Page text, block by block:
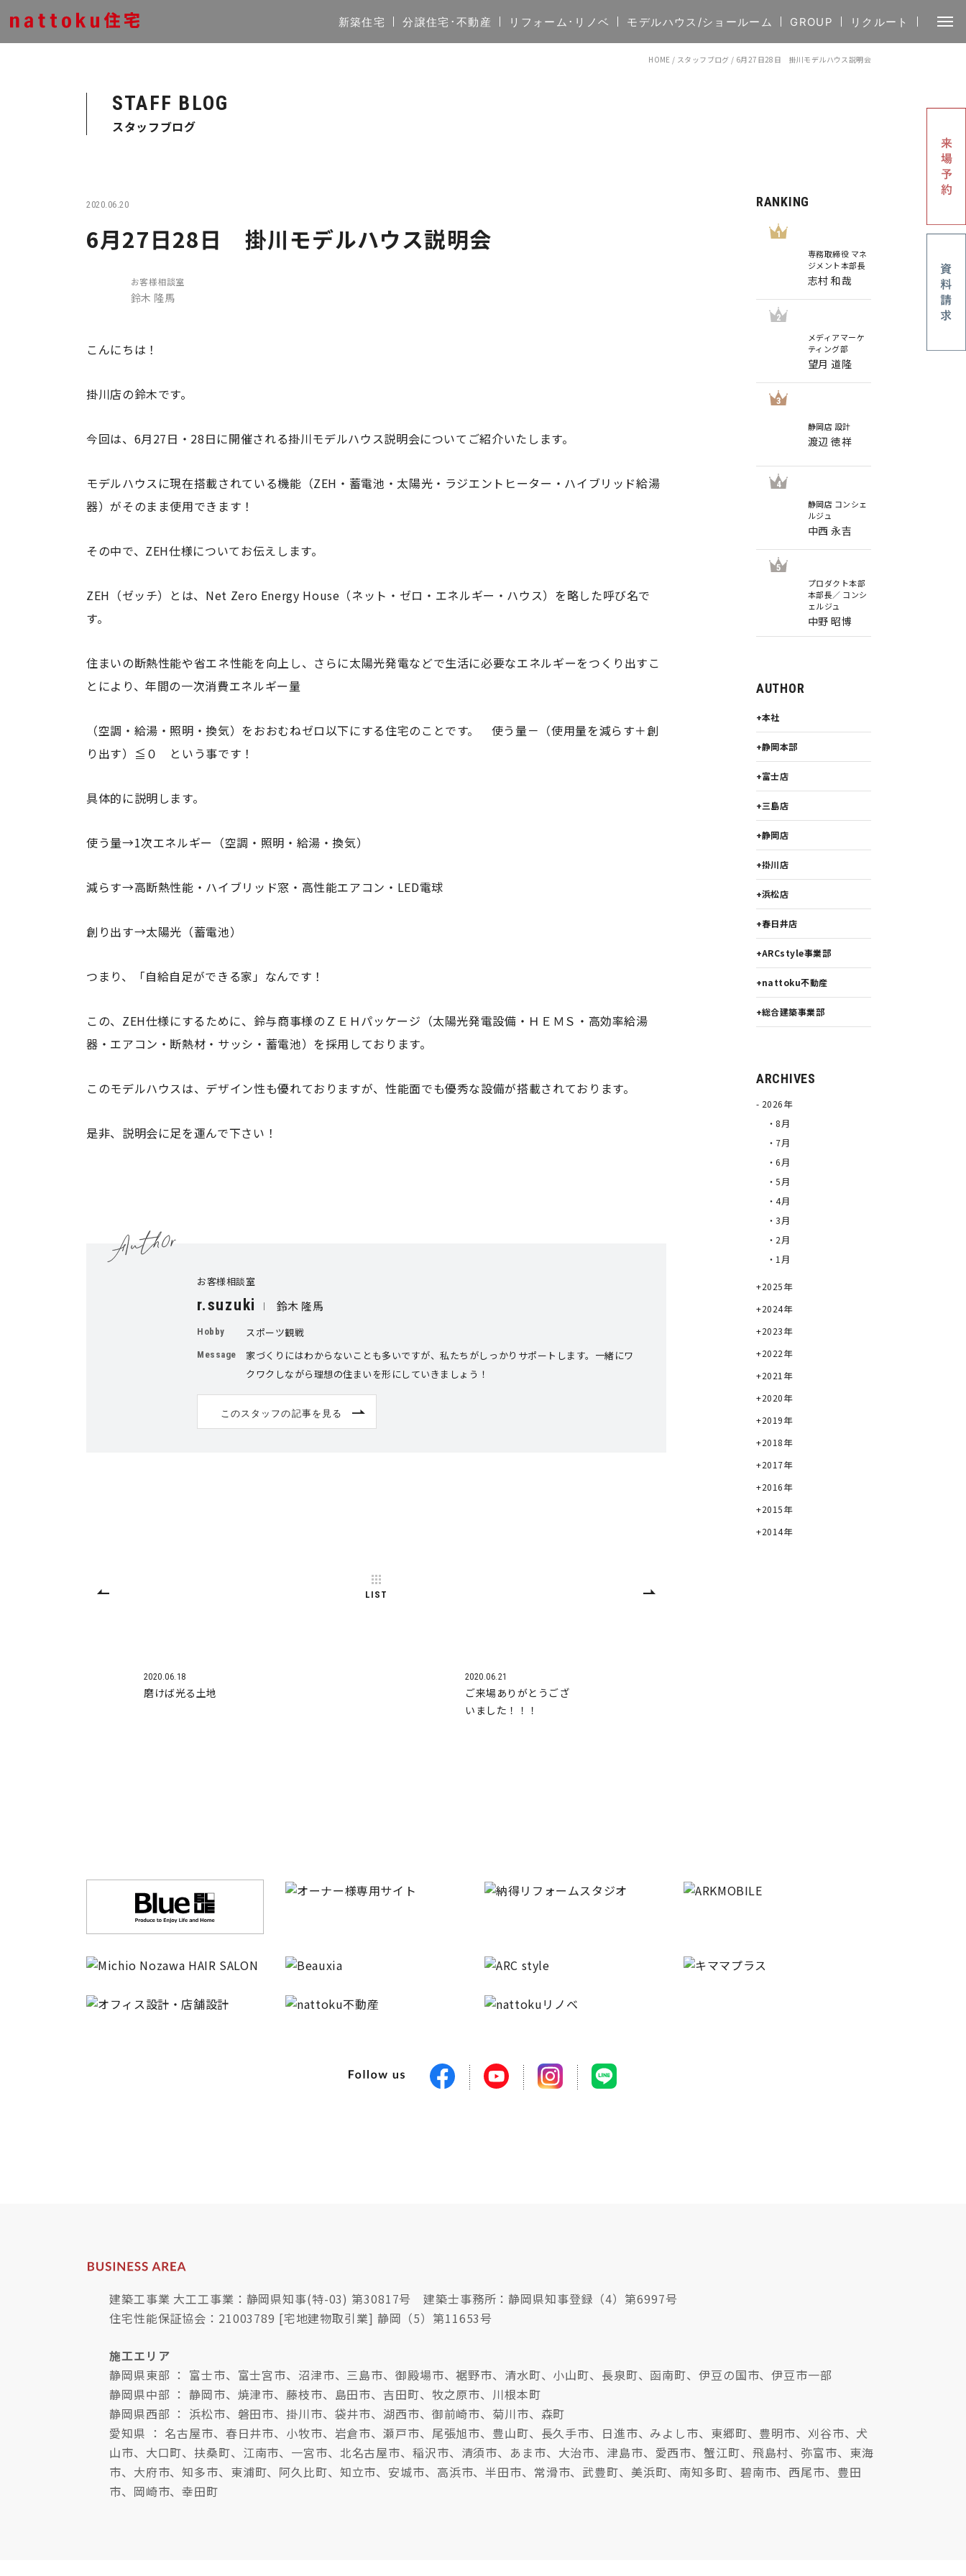
新築住宅 分譲住宅･不動産 リフォーム･リノベ モデルハウス/ショールーム GROUP リクルート
HOME / スタッフブログ / 6月27日28日 掛川モデルハウス説明会
STAFF BLOG
スタッフブログ
2020.06.20
6月27日28日 掛川モデルハウス説明会
お客様相談室
鈴木 隆馬
こんにちは！
掛川店の鈴木です。
今回は、6月27日・28日に開催される掛川モデルハウス説明会についてご紹介いたします。
モデルハウスに現在搭載されている機能（ZEH・蓄電池・太陽光・ラジエントヒーター・ハイブリッド給湯
器）がそのまま使用できます！
その中で、ZEH仕様についてお伝えします。
ZEH（ゼッチ）とは、 Net Zero Energy House（ネット・ゼロ・エネルギー・ハウス）を略した呼び名で
す。
住まいの断熱性能や省エネ性能を向上し、さらに太陽光発電などで生活に必要なエネルギーをつくり出すこ
とにより、年間の一次消費エネルギー量
（空調・給湯・照明・換気）をおおむねゼロ以下にする住宅のことです。 使う量－（使用量を減らす＋創
り出す）≦０ という事です！
具体的に説明します。
使う量→1次エネルギー（空調・照明・給湯・換気）
減らす→高断熱性能・ハイブリッド窓・高性能エアコン・LED電球
創り出す→太陽光（蓄電池）
つまり、「自給自足ができる家」なんです！
この、ZEH仕様にするために、鈴与商事様のＺＥＨパッケージ（太陽光発電設備・ＨＥＭＳ・高効率給湯
器・エアコン・断熱材・サッシ・蓄電池）を採用しております。
このモデルハウスは、デザイン性も優れておりますが、性能面でも優秀な設備が搭載されております。
是非、説明会に足を運んで下さい！
お客様相談室
r.suzuki 鈴木 隆馬
Hobby スポーツ観戦
Message
家づくりにはわからないことも多いですが、私たちがしっかりサポートします。一緒にワ
クワクしながら理想の住まいを形にしていきましょう！
このスタッフの記事を見る
2020.06.18
磨けば光る土地
LIST
2020.06.21
ご来場ありがとうござ
いました！！！
RANKING
1
専務取締役 マネ
ジメント本部長
志村 和哉
2
メディアマーケ
ティング部
望月 道隆
3
静岡店 設計
渡辺 徳祥
4
静岡店 コンシェ
ルジュ
中西 永吉
5
プロダクト本部
本部長／ コンシ
ェルジュ
中野 昭博
AUTHOR
本社
静岡本部
富士店
三島店
静岡店
掛川店
浜松店
春日井店
ARCstyle事業部
nattoku不動産
総合建築事業部
ARCHIVES
2026年
・8月
・7月
・6月
・5月
・4月
・3月
・2月
・1月
2025年
2024年
2023年
2022年
2021年
2020年
2019年
2018年
2017年
2016年
2015年
2014年
建築工事業 大工工事業：静岡県知事(特-03) 第30817号 建築士事務所：静岡県知事登録（4）第6997号
住宅性能保証協会：21003789 [宅地建物取引業] 静岡（5）第11653号
施工エリア
静岡県東部 ： 富士市、富士宮市、沼津市、三島市、御殿場市、裾野市、清水町、小山町、長泉町、函南町、伊豆の国市、伊豆市一部
静岡県中部 ： 静岡市、焼津市、藤枝市、島田市、吉田町、牧之原市、川根本町
静岡県西部 ： 浜松市、磐田市、掛川市、袋井市、湖西市、御前崎市、菊川市、森町
愛知県 ： 名古屋市、春日井市、小牧市、岩倉市、瀬戸市、尾張旭市、豊山町、長久手市、日進市、みよし市、東郷町、豊明市、刈谷市、犬
山市、大口町、扶桑町、江南市、一宮市、北名古屋市、稲沢市、清須市、あま市、大治市、津島市、愛西市、蟹江町、飛島村、弥富市、東海
市、大府市、知多市、東浦町、阿久比町、知立市、安城市、高浜市、半田市、常滑市、武豊町、美浜町、南知多町、碧南市、西尾市、豊田
市、岡崎市、幸田町